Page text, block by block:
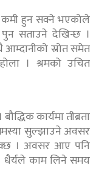
कमी हुन सक्ने भएकोले
सताउने देखिन्छ ।
स्रोत समेत
। श्रमको उचित
कार्यमा तीब्रता
सुल्झाउने अवसर
। अवसर आए पनि
धैर्यले काम लिने समय